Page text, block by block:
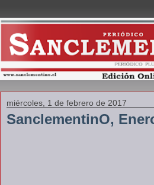
miércoles, 1 de febrero de 2017
SanclementinO,